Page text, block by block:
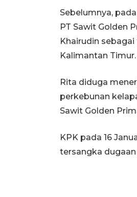
Sebelumnya,
PT Sawit Golden
Khairudin
Kalimantan Timur.
Rita diduga
perkebunan
Sawit Golden
KPK pada 16
tersangka